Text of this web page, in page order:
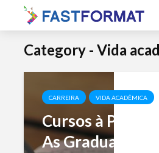
Category - Vida
CARREIRA VIDA ACADÊMICA
Cursos à Prova
As Graduações